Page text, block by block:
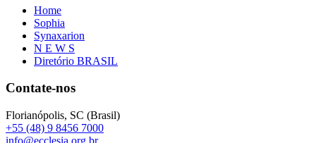
Home
Sophia
Synaxarion
N E W S
Diretório BRASIL
Contate-nos
Florianópolis, SC (Brasil)
+55 (48) 9 8456 7000
info@ecclesia.org.br